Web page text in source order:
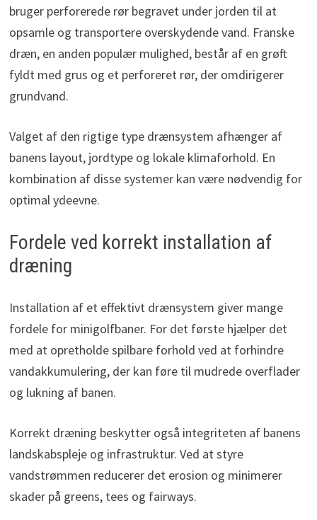
bruger perforerede rør begravet under jorden til at
opsamle og transportere overskydende vand. Franske
dræn, en anden populær mulighed, består af en grøft
fyldt med grus og et perforeret rør, der omdirigerer
grundvand.
Valget af den rigtige type drænsystem afhænger af
banens layout, jordtype og lokale klimaforhold. En
kombination af disse systemer kan være nødvendig for
optimal ydeevne.
Fordele ved korrekt installation af
dræning
Installation af et effektivt drænsystem giver mange
fordele for minigolfbaner. For det første hjælper det
med at opretholde spilbare forhold ved at forhindre
vandakkumulering, der kan føre til mudrede overflader
og lukning af banen.
Korrekt dræning beskytter også integriteten af banens
landskabspleje og infrastruktur. Ved at styre
vandstrømmen reducerer det erosion og minimerer
skader på greens, tees og fairways.